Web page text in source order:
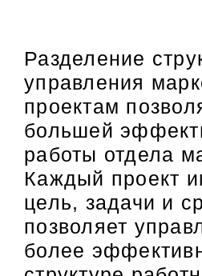
Разделение
управления
проектам
большей
работы отдела
Каждый проект
цель, задачи и
позволяет
более